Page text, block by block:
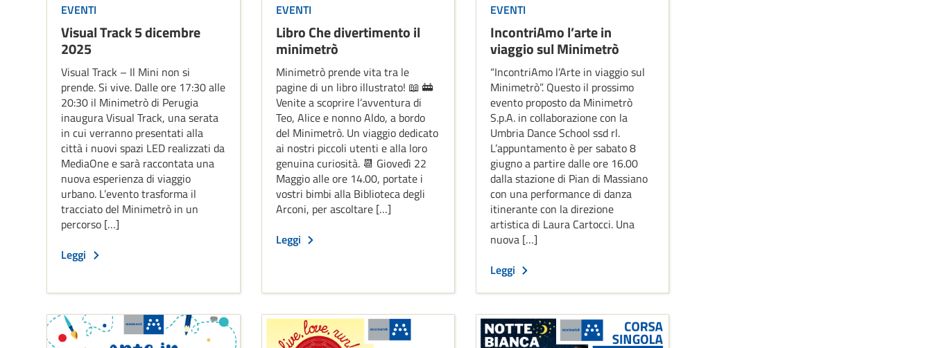
EVENTI
Visual Track 5 dicembre
2025
Visual Track – Il Mini non si
prende. Si vive. Dalle ore 17:30 alle
20:30 il Minimetrò di Perugia
inaugura Visual Track, una serata
in cui verranno presentati alla
città i nuovi spazi LED realizzati da
MediaOne e sarà raccontata una
nuova esperienza di viaggio
urbano. L’evento trasforma il
tracciato del Minimetrò in un
percorso […]
Leggi
EVENTI
Libro Che divertimento il
minimetrò
Minimetrò prende vita tra le
pagine di un libro illustrato! ​📖​ 🚋
Venite a scoprire l’avventura di
Teo, Alice e nonno Aldo, a bordo
del Minimetrò. Un viaggio dedicato
ai nostri piccoli utenti e alla loro
genuina curiosità. 📆​ Giovedì 22
Maggio alle ore 14.00, portate i
vostri bimbi alla Biblioteca degli
Arconi, per ascoltare […]
Leggi
EVENTI
IncontriAmo l’arte in
viaggio sul Minimetrò
“IncontriAmo l’Arte in viaggio sul
Minimetrò”. Questo il prossimo
evento proposto da Minimetrò
S.p.A. in collaborazione con la
Umbria Dance School ssd rl.
L’appuntamento è per sabato 8
giugno a partire dalle ore 16.00
dalla stazione di Pian di Massiano
con una performance di danza
itinerante con la direzione
artistica di Laura Cartocci. Una
nuova […]
Leggi